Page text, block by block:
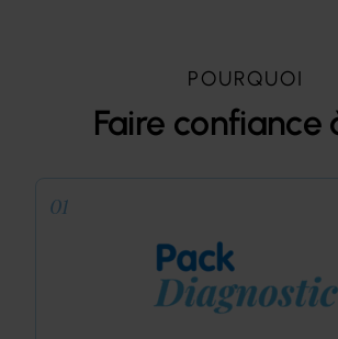
POURQUOI
Faire confiance
01